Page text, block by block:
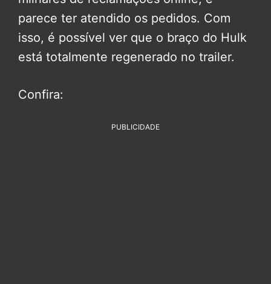
parece ter atendido os pedidos. Com
isso, é possível ver que o braço do Hulk
está totalmente regenerado no trailer.
Confira:
PUBLICIDADE